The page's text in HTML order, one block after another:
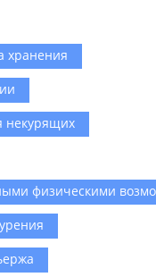
хранения
некурящих
физическими